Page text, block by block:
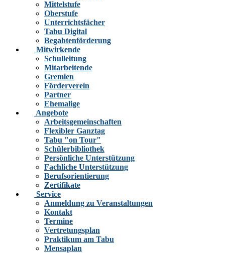
Mittelstufe
Oberstufe
Unterrichtsfächer
Tabu Digital
Begabtenförderung
Mitwirkende
Schulleitung
Mitarbeitende
Gremien
Förderverein
Partner
Ehemalige
Angebote
Arbeitsgemeinschaften
Flexibler Ganztag
Tabu "on Tour"
Schülerbibliothek
Persönliche Unterstützung
Fachliche Unterstützung
Berufsorientierung
Zertifikate
Service
Anmeldung zu Veranstaltungen
Kontakt
Termine
Vertretungsplan
Praktikum am Tabu
Mensaplan